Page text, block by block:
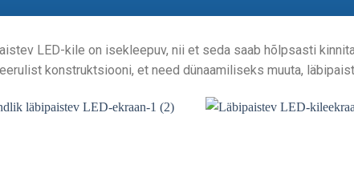
LED-kile on isekleepuv, nii et seda saab hõlpsasti
konstruktsiooni, et need dünaamiliseks muuta,